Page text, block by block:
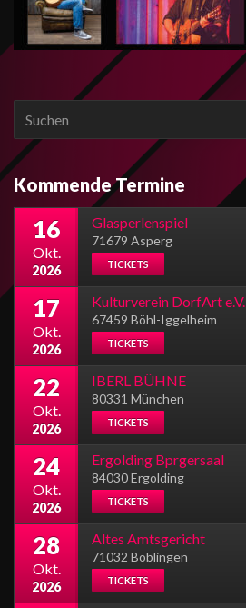
for:
Kommende Termine
16
Okt.
2026
Glasperlenspiel
71679 Asperg
TICKETS
17
Okt.
2026
Kulturverein DorfArt e.V.
67459 Böhl-Iggelheim
TICKETS
22
Okt.
2026
IBERL BÜHNE
80331 München
TICKETS
24
Okt.
2026
Ergolding Bprgersaal
84030 Ergolding
TICKETS
28
Okt.
2026
Altes Amtsgericht
71032 Böblingen
TICKETS